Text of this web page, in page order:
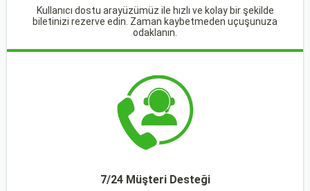
Kullanıcı dostu arayüzümüz ile hızlı ve kolay bir şekilde
biletinizi rezerve edin. Zaman kaybetmeden uçuşunuza
odaklanın.
7/24 Müşteri Desteği